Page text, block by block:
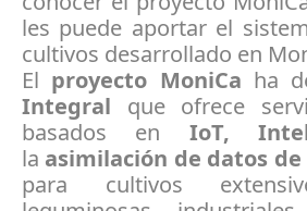
les puede aportar el
cultivos desarrollado en
El proyecto MoniCa ha
Integral que ofrece
basados en IoT,
la asimilación de datos
para cultivos